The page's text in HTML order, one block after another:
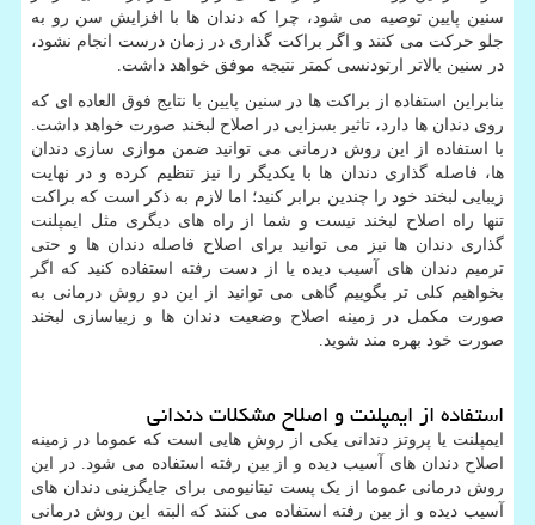
سنین پایین توصیه می شود، چرا که دندان ها با افزایش سن رو به
جلو حرکت می کنند و اگر براکت گذاری در زمان درست انجام نشود،
در سنین بالاتر ارتودنسی کمتر نتیجه موفق خواهد داشت.
بنابراین استفاده از براکت ها در سنین پایین با نتایج فوق العاده ای که
روی دندان ها دارد، تاثیر بسزایی در اصلاح لبخند صورت خواهد داشت.
با استفاده از این روش درمانی می توانید ضمن موازی سازی دندان
ها، فاصله گذاری دندان ها با یکدیگر را نیز تنظیم کرده و در نهایت
زیبایی لبخند خود را چندین برابر کنید؛ اما لازم به ذکر است که براکت
تنها راه اصلاح لبخند نیست و شما از راه های دیگری مثل ایمپلنت
گذاری دندان ها نیز می توانید برای اصلاح فاصله دندان ها و حتی
ترمیم دندان های آسیب دیده یا از دست رفته استفاده کنید که اگر
بخواهیم کلی تر بگوییم گاهی می توانید از این دو روش درمانی به
صورت مکمل در زمینه اصلاح وضعیت دندان ها و زیباسازی لبخند
صورت خود بهره مند شوید.
استفاده از ایمپلنت و اصلاح مشکلات دندانی
ایمپلنت یا پروتز دندانی یکی از روش هایی است که عموما در زمینه
اصلاح دندان های آسیب دیده و از بین رفته استفاده می شود. در این
روش درمانی عموما از یک پست تیتانیومی برای جایگزینی دندان های
آسیب دیده و از بین رفته استفاده می کنند که البته این روش درمانی